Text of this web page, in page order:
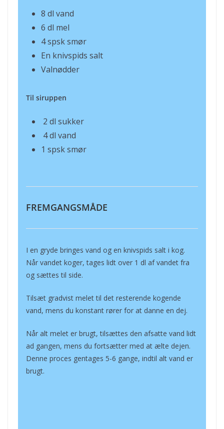
8 dl vand
6 dl mel
4 spsk smør
En knivspids salt
Valnødder
Til siruppen
2 dl sukker
4 dl vand
1 spsk smør
FREMGANGSMÅDE
I en gryde bringes vand og en knivspids salt i kog.
Når vandet koger, tages lidt over 1 dl af vandet fra
og sættes til side.
Tilsæt gradvist melet til det resterende kogende
vand, mens du konstant rører for at danne en dej.
Når alt melet er brugt, tilsættes den afsatte vand lidt
ad gangen, mens du fortsætter med at ælte dejen.
Denne proces gentages 5-6 gange, indtil alt vand er
brugt.